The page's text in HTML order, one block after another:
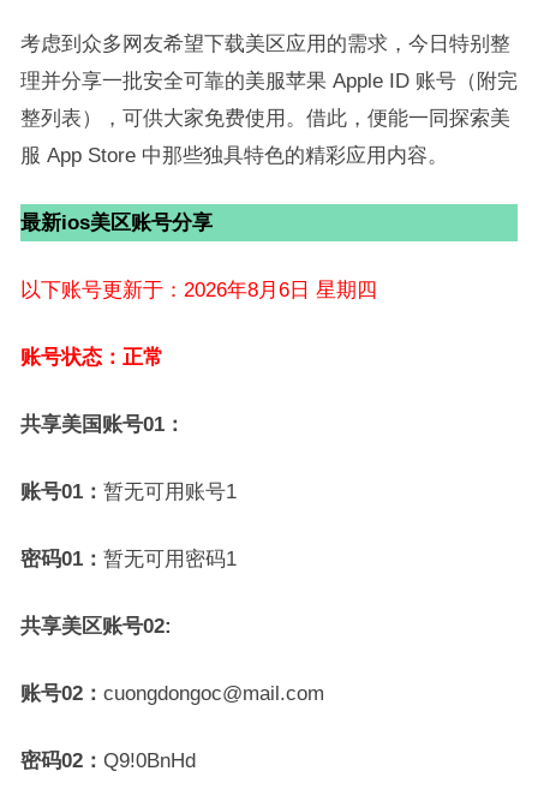
考虑到众多网友希望下载美区应用的需求，今日特别整
理并分享一批安全可靠的美服苹果 Apple ID 账号（附完
整列表），可供大家免费使用。借此，便能一同探索美
服 App Store 中那些独具特色的精彩应用内容。
最新ios美区账号分享
以下账号更新于：2026年8月6日 星期四
账号状态：正常
共享美国账号01：
账号01： 暂无可用账号1
密码01： 暂无可用密码1
共享美区账号02:
账号02： cuongdongoc@mail.com
密码02： Q9!0BnHd